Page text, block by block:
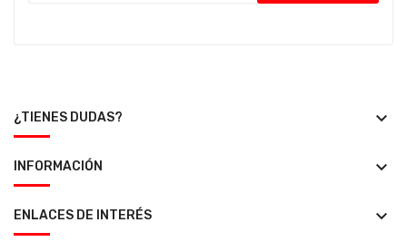
¿TIENES DUDAS? keyboard_arrow_down
INFORMACIÓN keyboard_arrow_down
ENLACES DE INTERÉS keyboard_arrow_down